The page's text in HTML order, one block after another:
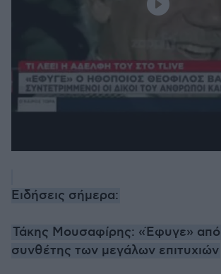
Ειδήσεις σήμερα:
Τάκης Μουσαφίρης: «Έφυγε»
συνθέτης των μεγάλων επιτυχιών